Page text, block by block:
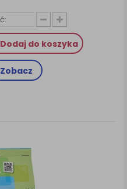
Dodaj do koszyka
Zobacz